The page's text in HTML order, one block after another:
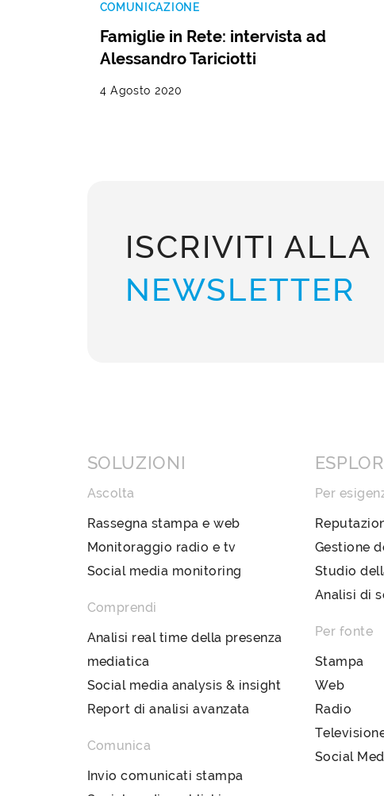
COMUNICAZIONE
Famiglie in Rete: intervista ad
Alessandro Tariciotti
4 Agosto 2020
ISCRIVITI ALLA
NEWSLETTER
SOLUZIONI
Ascolta
Rassegna stampa e web
Monitoraggio radio e tv
Social media monitoring
Comprendi
Analisi real time della presenza
mediatica
Social media analysis & insight
Report di analisi avanzata
Comunica
Invio comunicati stampa
Per
Gestione
Studio
Analisi di
Per fonte
Stampa
Web
Radio
Social